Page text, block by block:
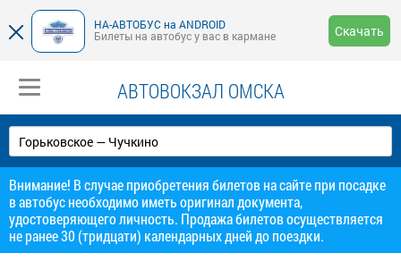
НА-АВТОБУС на ANDROID
Билеты на автобус у вас в кармане
Скачать
АВТОВОКЗАЛ ОМСКА
Внимание! В случае приобретения билетов на сайте при посадке
в автобус необходимо иметь оригинал документа,
удостоверяющего личность. Продажа билетов осуществляется
не ранее 30 (тридцати) календарных дней до поездки.